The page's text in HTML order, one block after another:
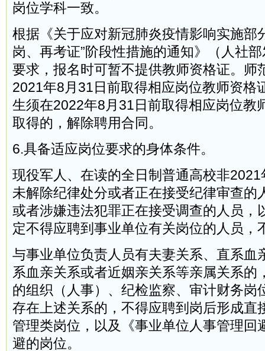
岗位学科一致。
根据《关于应对新冠肺炎疫情影响实施部
岗、再考证”阶段性措施的通知》（人社
要求，报名时可暂不提供教师资格证。师
2021年8月31日前取得相应岗位教师资格
生须在2022年8月31日前取得相应岗位教
取得的，解除聘用合同。
6.具备适应岗位要求的身体条件。
现役军人、在读的全日制普通高校非
未解除纪律处分或者正在接受纪律审查的
或者涉嫌违法犯罪正在接受调查的人员，
定不得应聘到事业单位有关岗位的人员，
与事业单位负责人员有夫妻关系、直系血
系血亲关系或者近姻亲关系等亲属关系的
的组织（人事）、纪检监察、审计财务岗
存在上述关系的，不得应聘到岗后形成直
管理类岗位，以及《事业单位人事管理回
避的岗位。